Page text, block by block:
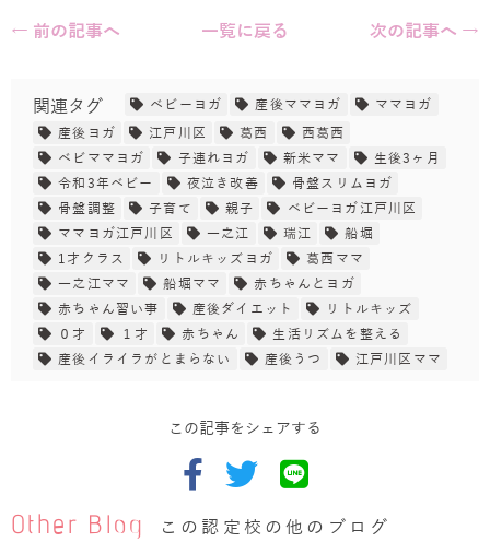
← 前の記事へ 一覧に戻る 次の記事へ →
関連タグ ベビーヨガ 産後ママヨガ
ママヨガ
産後ヨガ
江戸川区 葛西
西葛西
ベビママヨガ
子連れヨガ 新米ママ
生後3ヶ月
令和3年ベビー
夜泣き改善
骨盤スリムヨガ
骨盤調整
子育て 親子
ベビーヨガ江戸川区
ママヨガ江戸川区
一之江 瑞江
船堀
1才クラス
リトルキッズヨガ
葛西ママ
一之江ママ
船堀ママ
赤ちゃんとヨガ
赤ちゃん習い事
産後ダイエット
リトルキッズ
０才
１才 赤ちゃん
生活リズムを整える
産後イライラがとまらない
産後うつ 江戸川区ママ
この記事をシェアする
Other Blog この認定校の他のブログ